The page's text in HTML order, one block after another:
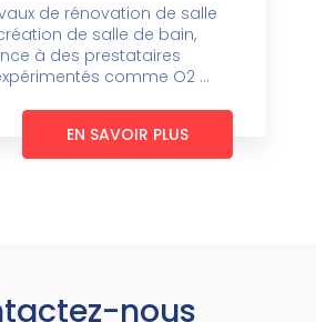
de rénovation de salle
de salle de bain,
à des prestataires
comme O2 ...
EN SAVOIR PLUS
nous